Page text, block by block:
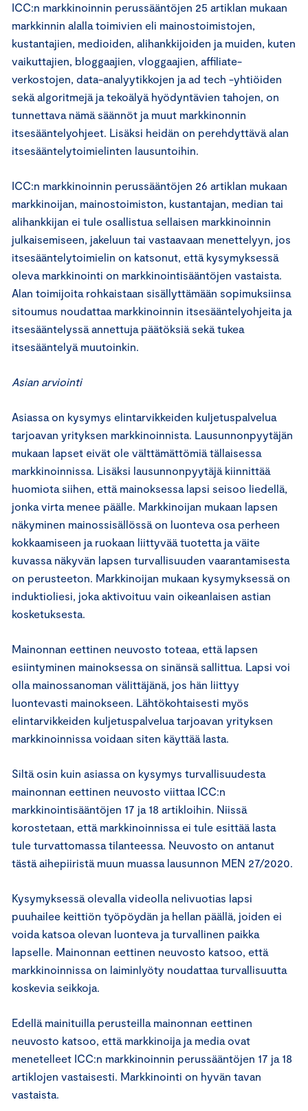
ICC:n markkinoinnin perussääntöjen 25 artiklan mukaan
markkinnin alalla toimivien eli mainostoimistojen,
kustantajien, medioiden, alihankkijoiden ja muiden, kuten
vaikuttajien, bloggaajien, vloggaajien, affiliate-
verkostojen, data-analyytikkojen ja ad tech -yhtiöiden
sekä algoritmejä ja tekoälyä hyödyntävien tahojen, on
tunnettava nämä säännöt ja muut markkinonnin
itsesääntelyohjeet. Lisäksi heidän on perehdyttävä alan
itsesääntelytoimielinten lausuntoihin.
ICC:n markkinoinnin perussääntöjen 26 artiklan mukaan
markkinoijan, mainostoimiston, kustantajan, median tai
alihankkijan ei tule osallistua sellaisen markkinoinnin
julkaisemiseen, jakeluun tai vastaavaan menettelyyn, jos
itsesääntelytoimielin on katsonut, että kysymyksessä
oleva markkinointi on markkinointisääntöjen vastaista.
Alan toimijoita rohkaistaan sisällyttämään sopimuksiinsa
sitoumus noudattaa markkinoinnin itsesääntelyohjeita ja
itsesääntelyssä annettuja päätöksiä sekä tukea
itsesääntelyä muutoinkin.
Asian arviointi
Asiassa on kysymys elintarvikkeiden kuljetuspalvelua
tarjoavan yrityksen markkinoinnista. Lausunnonpyytäjän
mukaan lapset eivät ole välttämättömiä tällaisessa
markkinoinnissa. Lisäksi lausunnonpyytäjä kiinnittää
huomiota siihen, että mainoksessa lapsi seisoo liedellä,
jonka virta menee päälle. Markkinoijan mukaan lapsen
näkyminen mainossisällössä on luonteva osa perheen
kokkaamiseen ja ruokaan liittyvää tuotetta ja väite
kuvassa näkyvän lapsen turvallisuuden vaarantamisesta
on perusteeton. Markkinoijan mukaan kysymyksessä on
induktioliesi, joka aktivoituu vain oikeanlaisen astian
kosketuksesta.
Mainonnan eettinen neuvosto toteaa, että lapsen
esiintyminen mainoksessa on sinänsä sallittua. Lapsi voi
olla mainossanoman välittäjänä, jos hän liittyy
luontevasti mainokseen. Lähtökohtaisesti myös
elintarvikkeiden kuljetuspalvelua tarjoavan yrityksen
markkinoinnissa voidaan siten käyttää lasta.
Siltä osin kuin asiassa on kysymys turvallisuudesta
mainonnan eettinen neuvosto viittaa ICC:n
markkinointisääntöjen 17 ja 18 artikloihin. Niissä
korostetaan, että markkinoinnissa ei tule esittää lasta
tule turvattomassa tilanteessa. Neuvosto on antanut
tästä aihepiiristä muun muassa lausunnon MEN 27/2020.
Kysymyksessä olevalla videolla nelivuotias lapsi
puuhailee keittiön työpöydän ja hellan päällä, joiden ei
voida katsoa olevan luonteva ja turvallinen paikka
lapselle. Mainonnan eettinen neuvosto katsoo, että
markkinoinnissa on laiminlyöty noudattaa turvallisuutta
koskevia seikkoja.
Edellä mainituilla perusteilla mainonnan eettinen
neuvosto katsoo, että markkinoija ja media ovat
menetelleet ICC:n markkinoinnin perussääntöjen 17 ja 18
artiklojen vastaisesti. Markkinointi on hyvän tavan
vastaista.